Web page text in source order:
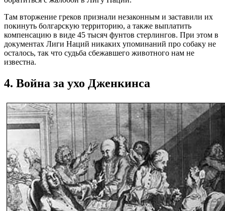
Там вторжение греков признали незаконным и заставили их
покинуть болгарскую территорию, а также выплатить
компенсацию в виде 45 тысяч фунтов стерлингов. При этом в
документах Лиги Наций никаких упоминаний про собаку не
осталось, так что судьба сбежавшего животного нам не
известна.
4. Война за ухо Дженкинса